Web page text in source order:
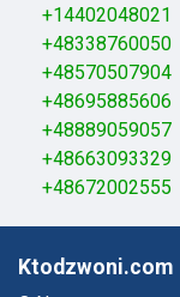
+14402048021
+48338760050
+48570507904
+48695885606
+48889059057
+48663093329
+48672002555
Ktodzwoni.com